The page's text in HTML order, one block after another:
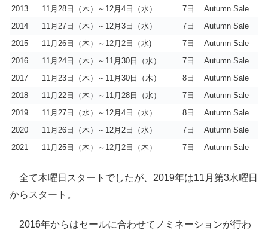
2013
11月28日（木）～12月4日（水） 7日
Autumn Sale
2014
11月27日（木）～12月3日（水） 7日
Autumn Sale
2015
11月26日（木）～12月2日（水) 7日
Autumn Sale
2016
11月24日（木）～11月30日（水） 7日
Autumn Sale
2017
11月23日（木）～11月30日（木） 8日
Autumn Sale
2018
11月22日（木）～11月28日（水） 7日
Autumn Sale
2019
11月27日（水）～12月4日（水） 8日
Autumn Sale
2020
11月26日（木）～12月2日（水） 7日
Autumn Sale
2021
11月25日（木）～12月2日（木） 7日 Autumn Sale
全て木曜日スタートでしたが、2019年は11月第3水曜日
からスタート。
2016年からはセールに合わせてノミネーションが行わ